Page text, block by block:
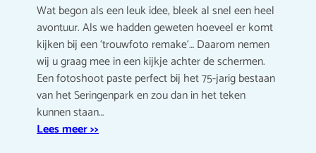
Wat begon als een leuk idee, bleek al snel een heel
avontuur. Als we hadden geweten hoeveel er komt
kijken bij een ‘trouwfoto remake‘… Daarom nemen
wij u graag mee in een kijkje achter de schermen.
Een fotoshoot paste perfect bij het 75-jarig bestaan
van het Seringenpark en zou dan in het teken
kunnen staan…
Lees meer >>